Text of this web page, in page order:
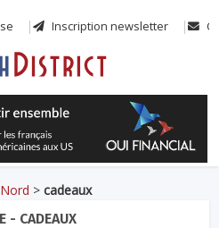
Inscription newsletter
>cadeaux
- CADEAUX